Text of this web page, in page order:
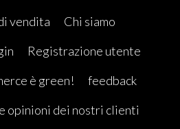
vendita
Chi siamo
Registrazione utente
è green!
feedback
opinioni dei nostri clienti